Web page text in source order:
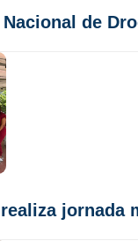
de
jornada